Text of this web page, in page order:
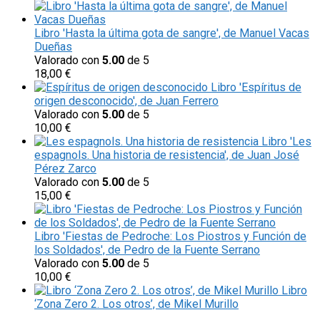
Libro 'Hasta la última gota de sangre', de Manuel Vacas
Dueñas
Valorado con 5.00 de 5
18,00 €
Libro 'Espíritus de
origen desconocido', de Juan Ferrero
Valorado con 5.00 de 5
10,00 €
Libro 'Les
espagnols. Una historia de resistencia', de Juan José
Pérez Zarco
Valorado con 5.00 de 5
15,00 €
Libro 'Fiestas de Pedroche: Los Piostros y Función de
los Soldados', de Pedro de la Fuente Serrano
Valorado con 5.00 de 5
10,00 €
Libro
‘Zona Zero 2. Los otros’, de Mikel Murillo